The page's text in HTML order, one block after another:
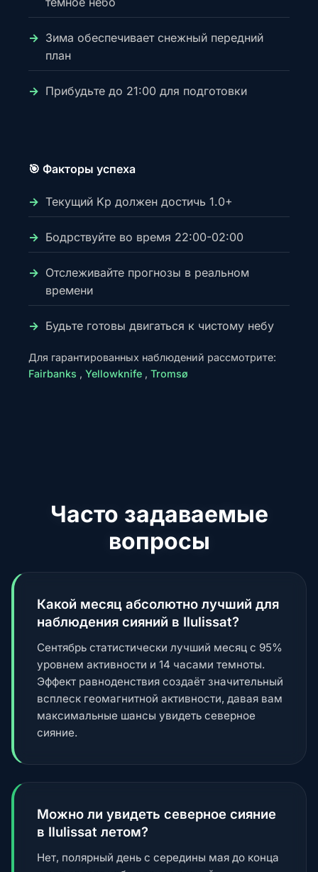
Зима обеспечивает снежный передний
план
Прибудьте до 21:00 для подготовки
🎯 Факторы успеха
Текущий Kp должен достичь 1.0+
Бодрствуйте во время 22:00-02:00
Отслеживайте прогнозы в реальном
времени
Будьте готовы двигаться к чистому небу
Для гарантированных наблюдений рассмотрите:
Fairbanks , Yellowknife , Tromsø
Часто задаваемые
вопросы
Какой месяц абсолютно лучший для
наблюдения сияний в Ilulissat?
Сентябрь статистически лучший месяц с 95%
уровнем активности и 14 часами темноты.
Эффект равноденствия создаёт значительный
всплеск геомагнитной активности, давая вам
максимальные шансы увидеть северное
сияние.
Можно ли увидеть северное сияние
в Ilulissat летом?
Нет, полярный день с середины мая до конца